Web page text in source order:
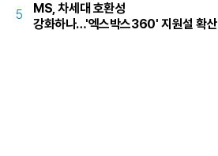
5
MS, 차세대 호환성
강화하나…'엑스박스360' 지원설 확산